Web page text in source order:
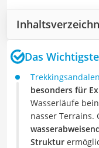
Das
Trekkingsandalen
besonders für
Wasserläufe
nasser Terrains.
Struktur